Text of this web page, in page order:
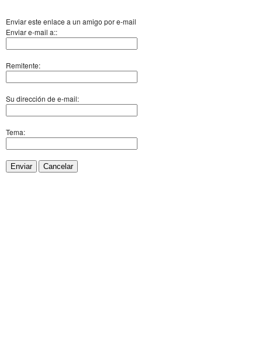
Enviar este enlace a un amigo por e-mail
Enviar e-mail a::
Remitente:
Su dirección de e-mail:
Tema:
Enviar Cancelar